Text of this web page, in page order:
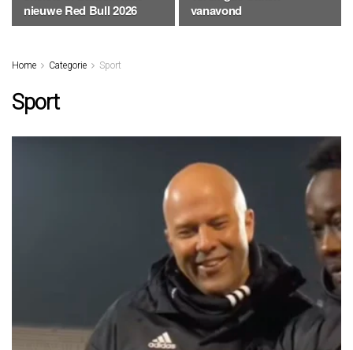
nieuwe Red Bull 2026
vanavond
Home Categorie Sport
Sport